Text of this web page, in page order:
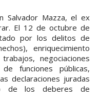
Salvador Mazza, el ex
El 12 de octubre de
por los delitos de
enriquecimiento
negociaciones
funciones públicas,
declaraciones juradas
de los deberes de